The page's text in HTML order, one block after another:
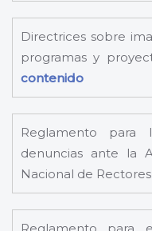
Directrices sobre
programas y
contenido
Reglamento
denuncias ante la
Nacional de Rectores.